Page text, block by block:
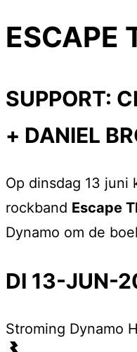
ESCAPE
SUPPORT:
+ DANIEL
Op dinsdag 13 juni
rockband Escape
Dynamo om de
DI 13-JUN-
Stroming Dynamo